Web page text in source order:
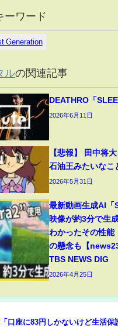
ーワード
Generation
ルの関連記事
DEATHRO「
2026年6月11日
【悲報】 田中将
石油王みたいなこ
2026年5月31日
最新動画生成AI「
映像が約3分で生
わかったその性
の懸念も【
TBS NEWS DIG
2026年4月25日
口座に83円しかないけど生活保